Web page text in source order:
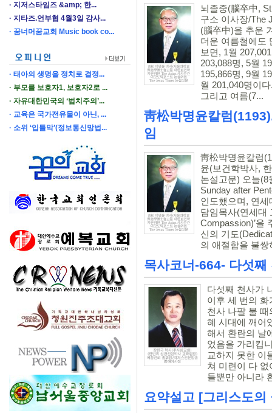
지저스타임즈 &amp; 한...
지타즈.언부협 4월3일 감사...
꿈너머꿈교회 Music book co...
태아의 생명을 정치로 결정...
부모를 보호자1, 보호자2로 ...
자유대한민국의 ‘법치주의’...
교육은 국가전유물이 아닌, ...
소위 ‘입틀막’(정보통신망법...
뇌졸중(腦卒中,
구소 이사장/The
(腦卒中)을 추운
더운 여름철에도
보면, 1월
203,088명, 5월
195,866명, 9월
월 201,040명이
그리고 여름(7...
靑松박명윤칼럼
임
靑松박명윤칼럼
윤(보건학박사,
논설고문) 오늘(8
Sunday after
인도했으며, 연
담임목사(연세대
Compassion)’을
신의 기도
의 애절함을 불쌍
목사코너-664- 다섯
다섯째 천사가
이후 세 번의
천사 나팔 불
혜 시대에 깨어
해서 환란의 날
었음을 가리킵
교하지 못한 이
쳐 미련이 다
들뿐만 아니라
요약설고 [그리스도의